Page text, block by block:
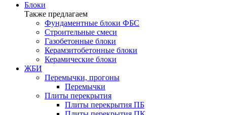
Блоки
Также предлагаем
Фундаментные блоки ФБС
Строительные смеси
Газобетонные блоки
Керамзитобетонные блоки
Керамические блоки
ЖБИ
Перемычки, прогоны
Перемычки
Плиты перекрытия
Плиты перекрытия ПБ